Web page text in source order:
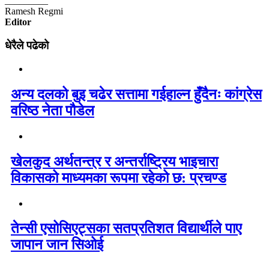
Ramesh Regmi
Editor
धेरैले पढेको
अन्य दलको बुइ चढेर सत्तामा गईहाल्न हुँदैनः कांग्रेस
वरिष्ठ नेता पौडेल
खेलकुद अर्थतन्त्र र अन्तर्राष्ट्रिय भाइचारा
विकासको माध्यमका रूपमा रहेको छ: प्रचण्ड
तेन्सी एसोसिएट्सका सतप्रतिशत विद्यार्थीले पाए
जापान जान सिओई